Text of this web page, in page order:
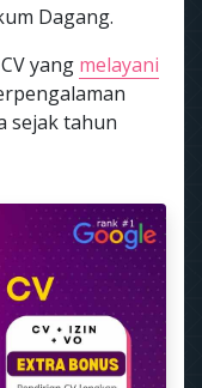
Dagang.
yang melayani
sejak tahun